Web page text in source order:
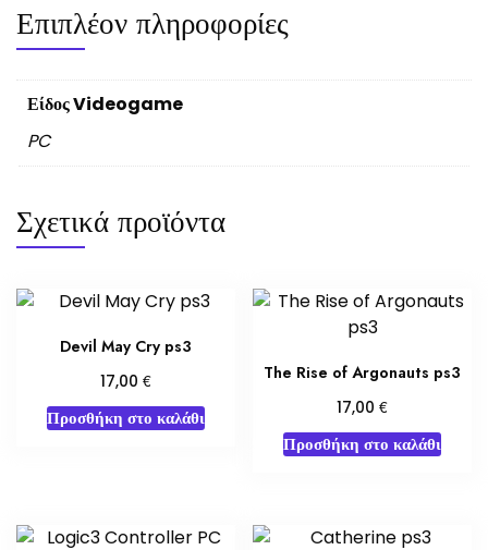
Επιπλέον πληροφορίες
Είδος Videogame
PC
Σχετικά προϊόντα
Devil May Cry ps3
17,00 €
Προσθήκη στο καλάθι
The Rise of Argonauts ps3
17,00€
Προσθήκη στο καλάθι